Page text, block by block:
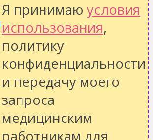
Я принимаю условия
использования,
политику
конфиденциальности
и передачу моего
запроса
медицинским
работникам для